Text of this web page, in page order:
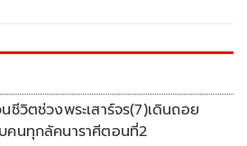
ชีวิตช่วงพระเสาร์จร(7)เดินถอย
คนทุกลัคนาราศีตอนที่2